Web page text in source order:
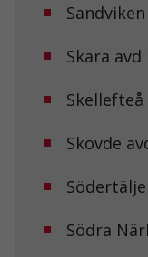
Skara avd
Skellefteå
Skövde
Södra